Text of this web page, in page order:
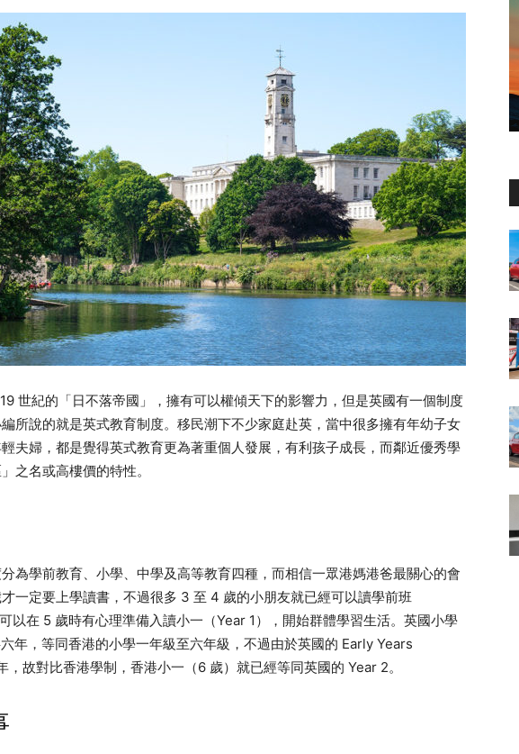
世紀的「日不落帝國」，擁有可以權傾天下的影響力，但是英國有一個制度
所說的就是英式教育制度。移民潮下不少家庭赴英，當中很多擁有年幼子女
夫婦，都是覺得英式教育更為著重個人發展，有利孩子成長，而鄰近優秀學
之名或高樓價的特性。
為學前教育、小學、中學及高等教育四種，而相信一眾港媽港爸最關心的會
一定要上學讀書，不過很多 3 至 4 歲的小朋友就已經可以讀學前班
以在 5 歲時有心理準備入讀小一（Year 1），開始群體學習生活。英國小學
年，等同香港的小學一年級至六年級，不過由於英國的 Early Years
故對比香港學制，香港小一（6 歲）就已經等同英國的 Year 2。